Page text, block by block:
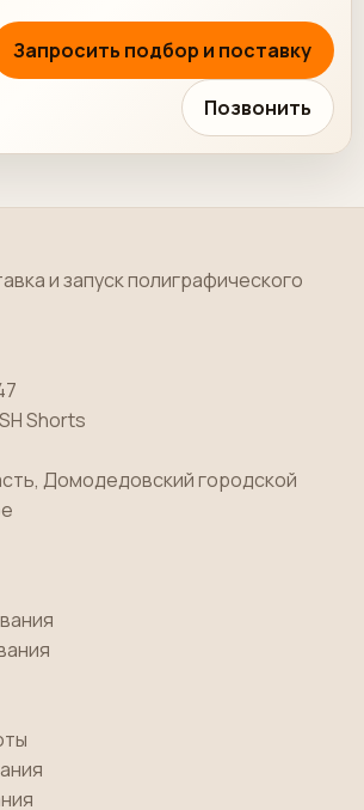
Запросить подбор и поставку
Позвонить
и запуск полиграфического
Shorts
Домодедовский городской